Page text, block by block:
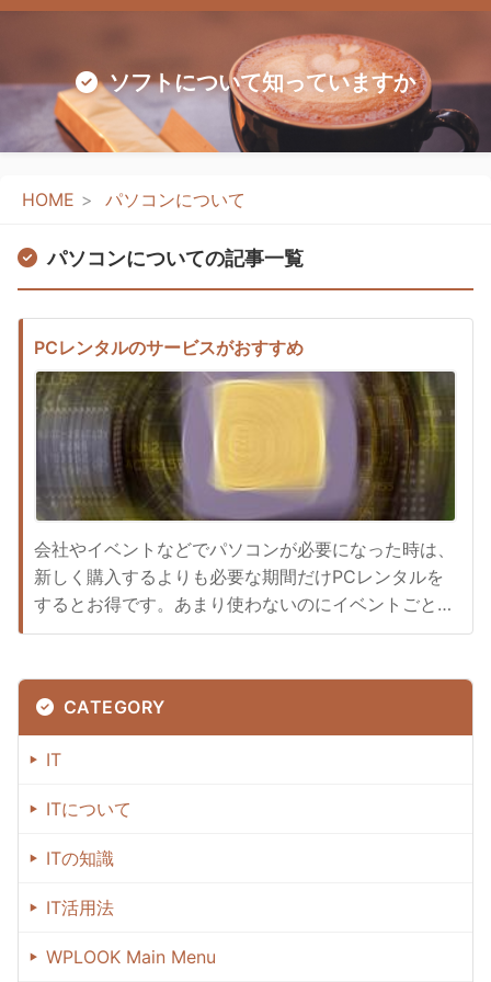
ソフトについて知っていますか
HOME パソコンについて
パソコンについての記事一覧
PCレンタルのサービスがおすすめ
会社やイベントなどでパソコンが必要になった時は、
新しく購入するよりも必要な期間だけPCレンタルを
するとお得です。あまり使わないのにイベントごとに
毎回パソコンを購入していると多くの費用が必要にな
ンタルが便利です。国産の有名メーカーのパソコンな
どが揃っており、ノートパソコンとデスクトップパソ
コンから必要な物を比較し...
CATEGORY
IT
ITについて
ITの知識
IT活用法
WPLOOK Main Menu